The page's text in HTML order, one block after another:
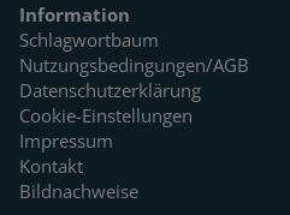
Information
Schlagwortbaum
Nutzungsbedingungen/AGB
Datenschutzerklärung
Cookie-Einstellungen
Impressum
Kontakt
Bildnachweise